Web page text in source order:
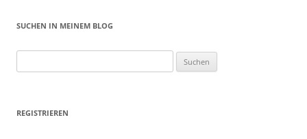
SUCHEN IN MEINEM BLOG
nach:
REGISTRIEREN